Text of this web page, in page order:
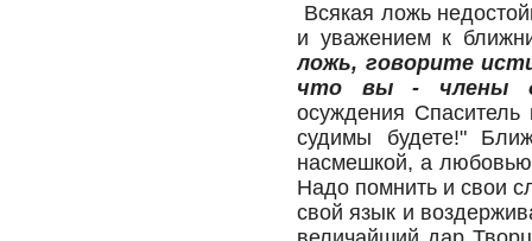
Всякая ложь
и уважением к
ложь, говорите
что вы - члены
осуждения Спаситель
судимы будете!"
насмешкой, а
Надо помнить и свои
свой язык и